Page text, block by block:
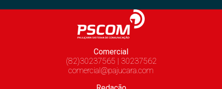
Comercial
(82)30237565 | 30237562
comercial@pajucara.com